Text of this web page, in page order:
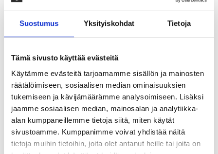
Suostumus Yksityiskohdat Tietoja
Tämä sivusto käyttää evästeitä
Käytämme evästeitä tarjoamamme sisällön ja mainosten
räätälöimiseen, sosiaalisen median ominaisuuksien
tukemiseen ja kävijämäärämme analysoimiseen. Lisäksi
jaamme sosiaalisen median, mainosalan ja analytiikka-
alan kumppaneillemme tietoja siitä, miten käytät
sivustoamme. Kumppanimme voivat yhdistää näitä
tietoja muihin tietoihin, joita olet antanut heille tai joita on
4-PAKKAUS ERITTÄIN KEVYET
URHEILUSUKAT, MUSTA
200,00kr
Urheilu ja vapaa-ajan sukka lyhyellä varrella.
Kevennetty neulos jalkapöydän päällä joka lisää